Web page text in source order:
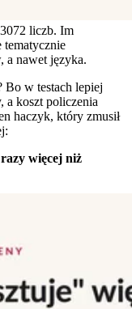
liczb. Im
a nawet języka.
Bo w testach lepiej
a koszt policzenia
haczyk, który zmusił
więcej niż